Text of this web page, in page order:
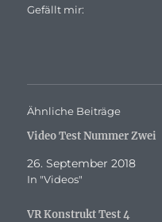
Gefällt mir:
Ähnliche Beiträge
Video Test Nummer Zwei
26. September 2018
In "Videos"
VR Konstrukt Test 4